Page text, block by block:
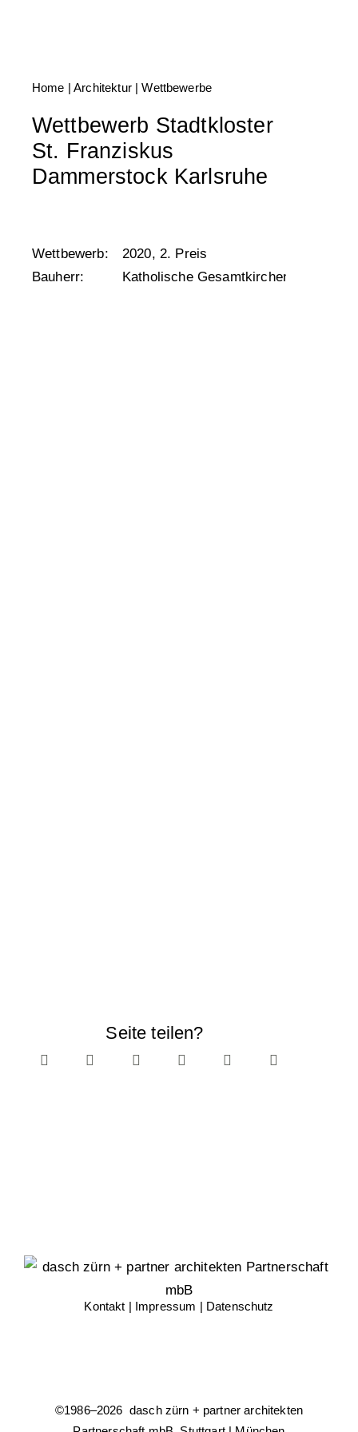
Home | Architektur |Wettbewerbe
Wettbewerb Stadtkloster
St. Franziskus
Dammerstock Karlsruhe
Wettbewerb:
2020, 2. Preis
Bauherr:
Katholische Gesamtkirchengemeinde
Seite teilen?
Kontakt | Impressum | Datenschutz
©1986–2026 dasch zürn + partner architekten